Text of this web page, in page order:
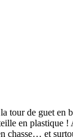
de guet
en
chasse… et